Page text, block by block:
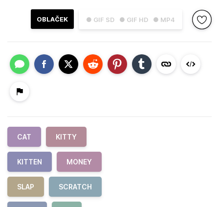
● GIF SD ● GIF HD ● MP4
OBLAČEK
CAT KITTY
KITTEN MONEY
SLAP SCRATCH